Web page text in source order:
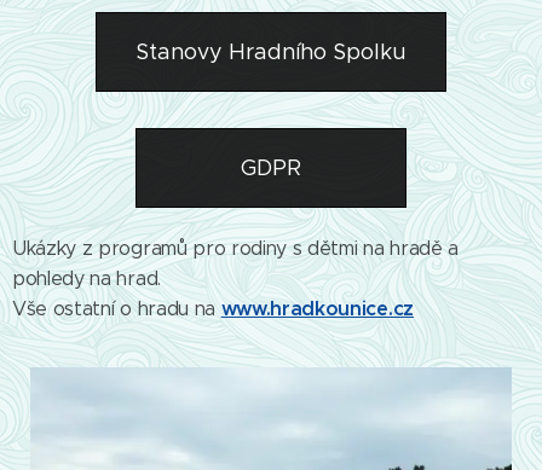
Stanovy Hradního Spolku
GDPR
Ukázky z programů pro rodiny s dětmi na hradě a
pohledy na hrad.
Vše ostatní o hradu na www.hradkounice.cz